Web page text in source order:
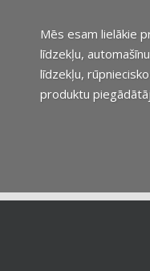
Mēs esam lielākie
līdzekļu,
līdzekļu,
produktu